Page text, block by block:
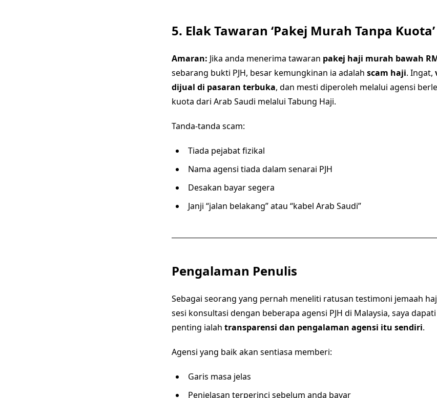
5. Elak Tawaran ‘Pakej Murah Tanpa Kuota’
Amaran: Jika anda menerima tawaran pakej haji murah bawah
sebarang bukti PJH, besar kemungkinan ia adalah scam haji. Ingat,
dijual di pasaran terbuka, dan mesti diperoleh melalui agensi
kuota dari Arab Saudi melalui Tabung Haji.
Tanda-tanda scam:
Tiada pejabat fizikal
Nama agensi tiada dalam senarai PJH
Desakan bayar segera
Janji “jalan belakang” atau “kabel Arab Saudi”
Pengalaman Penulis
Sebagai seorang yang pernah meneliti ratusan testimoni jemaah
sesi konsultasi dengan beberapa agensi PJH di Malaysia, saya
penting ialah transparensi dan pengalaman agensi itu sendiri.
Agensi yang baik akan sentiasa memberi:
Garis masa jelas
Penjelasan terperinci sebelum anda bayar